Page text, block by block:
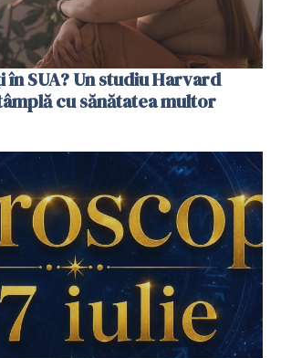
în SUA? Un studiu Harvard
cu sănătatea multor